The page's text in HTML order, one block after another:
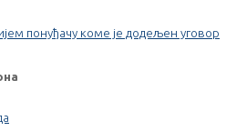
понуђачу коме је додељен уговор